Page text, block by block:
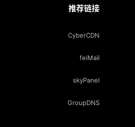
推荐链接
CyberCDN
feiMail
skyPanel
GroupDNS